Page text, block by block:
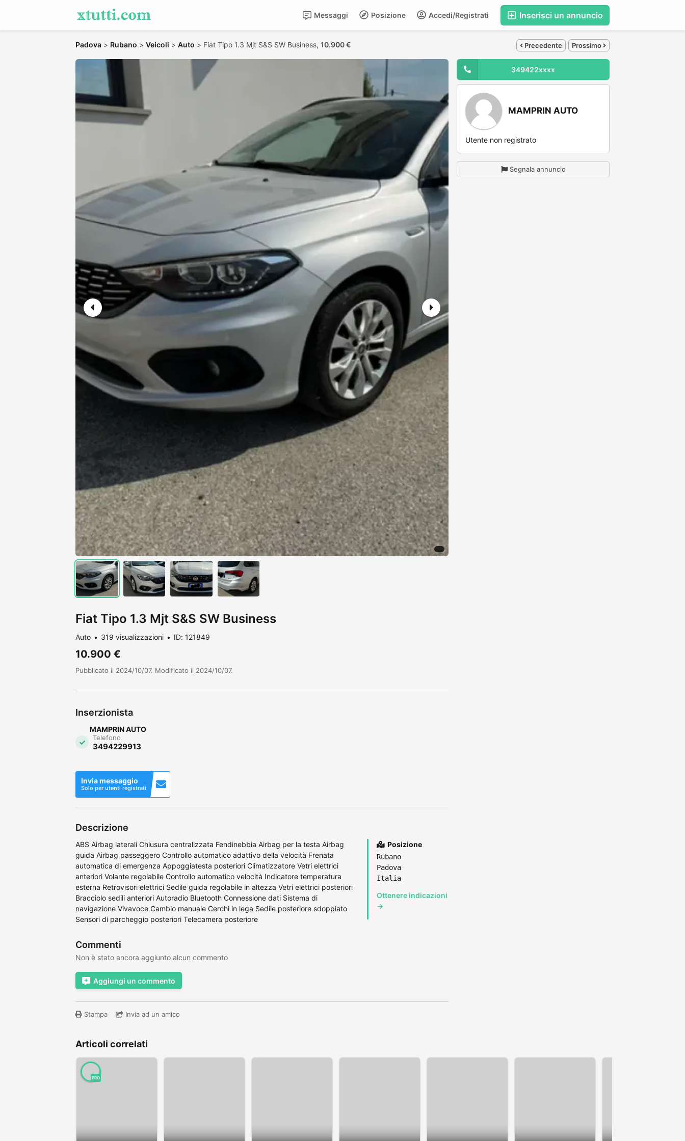
Inserisci un annuncio
Accedi/Registrati
Posizione
Messaggi
Padova > Rubano > Veicoli > Auto > Fiat Tipo 1.3 Mjt S&S SW Business, 10.900 € Precedente Prossimo
Fiat Tipo 1.3 Mjt S&S SW Business
Auto 319 visualizzazioni ID: 121849
10.900 €
Pubblicato il 2024/10/07. Modificato il 2024/10/07.
Inserzionista
MAMPRIN AUTO
Telefono
3494229913
Invia messaggio
Solo per utenti registrati
Descrizione
ABS Airbag laterali Chiusura centralizzata Fendinebbia Airbag per la testa Airbag
guida Airbag passeggero Controllo automatico adattivo della velocità Frenata
automatica di emergenza Appoggiatesta posteriori Climatizzatore Vetri elettrici
anteriori Volante regolabile Controllo automatico velocità Indicatore temperatura
esterna Retrovisori elettrici Sedile guida regolabile in altezza Vetri elettrici posteriori
Bracciolo sedili anteriori Autoradio Bluetooth Connessione dati Sistema di
navigazione Vivavoce Cambio manuale Cerchi in lega Sedile posteriore sdoppiato
Sensori di parcheggio posteriori Telecamera posteriore
Posizione
Rubano
Padova
Italia
Ottenere indicazioni
→
Commenti
Non è stato ancora aggiunto alcun commento
Aggiungi un commento
Stampa Invia ad un amico
349422xxxx
MAMPRIN AUTO
Utente non registrato
Segnala annuncio
Articoli correlati
PRO